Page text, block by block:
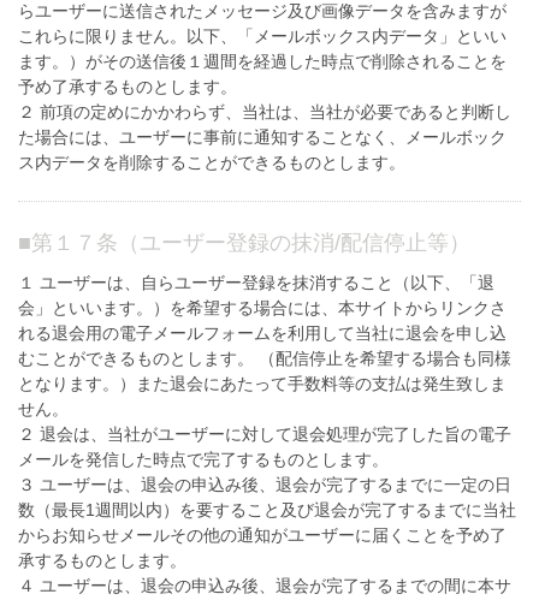
らユーザーに送信されたメッセージ及び画像データを含みますが
これらに限りません。以下、「メールボックス内データ」といい
ます。）がその送信後１週間を経過した時点で削除されることを
予め了承するものとします。
２ 前項の定めにかかわらず、当社は、当社が必要であると判断し
た場合には、ユーザーに事前に通知することなく、メールボック
ス内データを削除することができるものとします。
■第１７条（ユーザー登録の抹消/配信停止等）
１ ユーザーは、自らユーザー登録を抹消すること（以下、「退
会」といいます。）を希望する場合には、本サイトからリンクさ
れる退会用の電子メールフォームを利用して当社に退会を申し込
むことができるものとします。 （配信停止を希望する場合も同様
となります。）また退会にあたって手数料等の支払は発生致しま
せん。
２ 退会は、当社がユーザーに対して退会処理が完了した旨の電子
メールを発信した時点で完了するものとします。
３ ユーザーは、退会の申込み後、退会が完了するまでに一定の日
数（最長1週間以内）を要すること及び退会が完了するまでに当社
からお知らせメールその他の通知がユーザーに届くことを予め了
承するものとします。
４ ユーザーは、退会の申込み後、退会が完了するまでの間に本サ